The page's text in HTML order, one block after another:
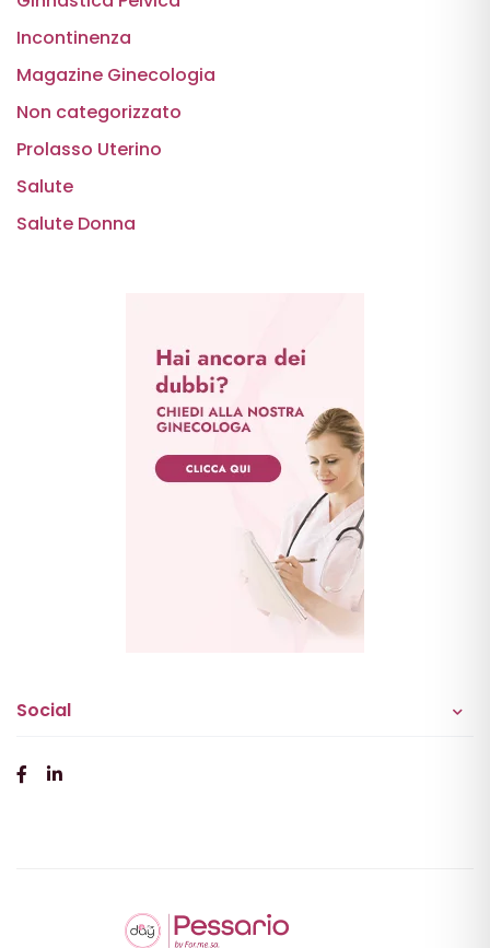
Incontinenza
Magazine Ginecologia
Non categorizzato
Prolasso Uterino
Salute
Salute Donna
Social